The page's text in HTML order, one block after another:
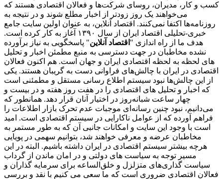
کسب و کار، مدیران، روسای شرکت‌ها و فعالان اقتصادی هستند که
می‌خواهند یک روز زودتر از اخبار مطلع شوند و در نتیجه به
روزنامه‌ها اکتفا نمی‌کنند. اقتصاد آنلاین، به عنوان اولین سایت جامع
خبری-تحلیلی اقتصاد ایران از سال ۱۳۹۰ آغاز به کار کرده است.
هدف ما از راه اندازی " اقتصاد آنلاین" پاسخگویی به نیاز برآورده
نشده مخاطبان در جهت دسترسی به منبع مطمئن اخبار و تحلیل
های لحظه به لحظه اقتصادی ایران و جهان است. هم اکنون فعالان
اقتصادی در ایران با چالش‌های فراوانی دست به گریبان هستند. یکی
از این چالش‌ها نبود سیستم اطلاع رسانی مستقل و مطمئنی است
که اخبار و تحلیل های اقتصادی را در هفت روز هفته و در بیست و
چهار ساعت شبانه‌روز در اختیار آنان قرار دهد. همانطور که
می‌دانیم، نبود چنین رسانه‌ای موجبات عدم تحرک بازار اطلاعات را
فراهم آورده که از عوامل ناکارایی در سیستم اقتصادی است. امید
است با وجود این سایت و امکانات جانبی آن که به طور مستمر به
مخاطبان عرضه و معرفی خواهند شد، بتوانیم سهمی در پویایی
هرچه بیشتر سیستم اقتصادی در ایران داشته باشیم. البته در این
مسیر توجه به سیاست های دولتی و در امان ماندن از گرداب
سیاست گذاری‌های متزلزل و خلق‌الساعه برای سرمایه گذاران و
فعالان اقتصادی ضروری است که ما سعی می کنیم با نقد و بررسی